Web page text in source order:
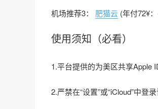
机场推荐3： 肥猫云 (年付72¥
使用须知（必看）
1.平台提供的为美区共享Apple
2.严禁在“设置”或“iCloud”中登